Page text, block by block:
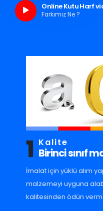
Online Kutu Harf
Farkımız Ne ?
1 Kalite
Birinci sınıf
İmalat için yüklü alım
malzemeyi uyguna
kalitesinden ödün